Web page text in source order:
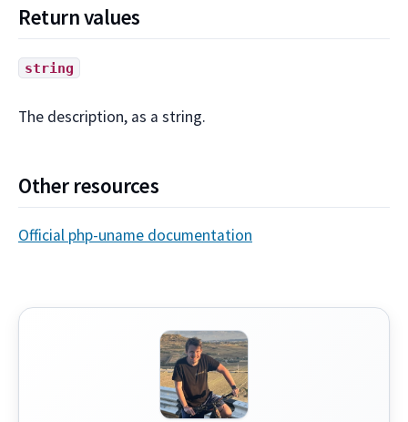
Return values
string
The description, as a string.
Other resources
Official php-uname documentation